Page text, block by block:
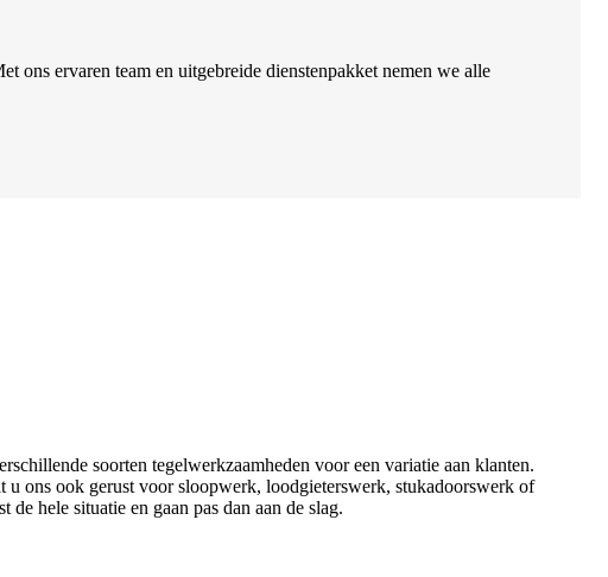
ons ervaren team en uitgebreide dienstenpakket nemen we alle
soorten tegelwerkzaamheden voor een variatie aan klanten.
u ons ook gerust voor sloopwerk, loodgieterswerk, stukadoorswerk of
hele situatie en gaan pas dan aan de slag.